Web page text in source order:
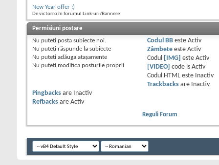
New Year offer :)
De victorro în forumul Link-uri/Bannere
Permisiuni postare
Nu puteţi posta subiecte noi.
Nu puteţi răspunde la subiecte
Nu puteţi adăuga ataşamente
Nu puteţi modifica posturile proprii
Codul BBeste Activ
Zâmbeteeste Activ
Codul
[IMG] este Activ
[VIDEO] code is Activ
Codul HTML este
Inactiv
Trackbacksare
Inactiv
Pingbacks are
Inactiv
Refbacks are Activ
Reguli Forum